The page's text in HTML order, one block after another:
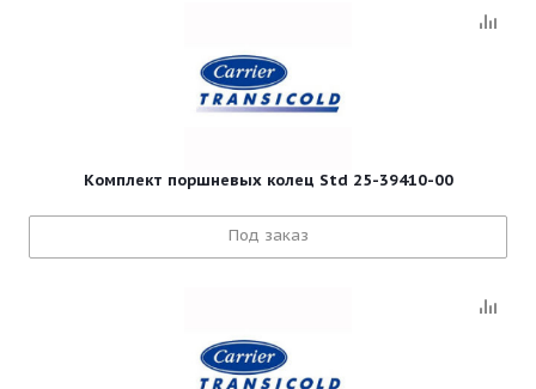
Комплект поршневых колец Std 25-39410-00
Под заказ